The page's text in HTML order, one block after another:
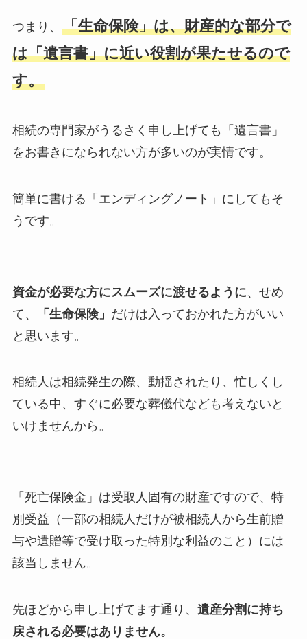
つまり、 「生命保険」は、財産的な部分で
は「遺言書」に近い役割が果たせるので
す。
相続の専門家がうるさく申し上げても「遺言書」
をお書きになられない方が多いのが実情です。
簡単に書ける「エンディングノート」にしてもそ
うです。
資金が必要な方にスムーズに渡せるように、せめ
て、
「生命保険」 だけは入っておかれた方がいい
と思います。
相続人は相続発生の際、動揺されたり、忙しくし
ている中、すぐに必要な葬儀代なども考えないと
いけませんから。
「死亡保険金」は受取人固有の財産ですので、特
別受益（一部の相続人だけが被相続人から生前贈
与や遺贈等で受け取った特別な利益のこと）には
該当しません。
先ほどから申し上げてます通り、 遺産分割に持ち
戻される必要はありません。